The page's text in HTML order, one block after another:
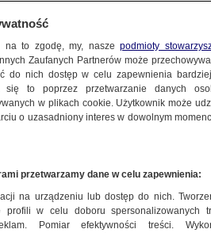
sklepów
na to zgodę, my, naszepodmioty
Zaufanych Partnerów może
do nich dostęp w celu zapewnienia
się to poprzez przetwarzanie danych
w plikach cookie. Użytkownik może
o uzasadniony interes w dowolnym
przetwarzamy dane w celu zapewnienia:
na urządzeniu lub dostęp do nich.
profili w celu doboru spersonalizowanych
Pomiar efektywności treści.